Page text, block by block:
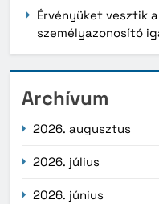
Érvényüket vesztik
személyazonosító
Archívum
2026. augusztus
2026. július
2026. június